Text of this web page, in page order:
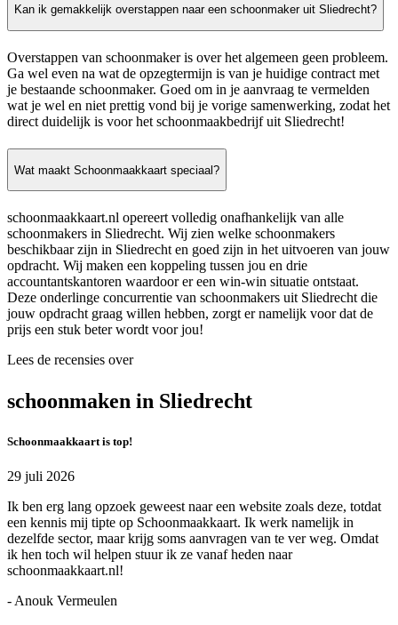
Kan ik gemakkelijk overstappen naar een schoonmaker uit Sliedrecht?
Overstappen van schoonmaker is over het algemeen geen probleem.
Ga wel even na wat de opzegtermijn is van je huidige contract met
je bestaande schoonmaker. Goed om in je aanvraag te vermelden
wat je wel en niet prettig vond bij je vorige samenwerking, zodat het
direct duidelijk is voor het schoonmaakbedrijf uit Sliedrecht!
Wat maakt Schoonmaakkaart speciaal?
schoonmaakkaart.nl opereert volledig onafhankelijk van alle
schoonmakers in Sliedrecht. Wij zien welke schoonmakers
beschikbaar zijn in Sliedrecht en goed zijn in het uitvoeren van jouw
opdracht. Wij maken een koppeling tussen jou en drie
accountantskantoren waardoor er een win-win situatie ontstaat.
Deze onderlinge concurrentie van schoonmakers uit Sliedrecht die
jouw opdracht graag willen hebben, zorgt er namelijk voor dat de
prijs een stuk beter wordt voor jou!
Lees de recensies over
schoonmaken in Sliedrecht
Schoonmaakkaart is top!
29 juli 2026
Ik ben erg lang opzoek geweest naar een website zoals deze, totdat
een kennis mij tipte op Schoonmaakkaart. Ik werk namelijk in
dezelfde sector, maar krijg soms aanvragen van te ver weg. Omdat
ik hen toch wil helpen stuur ik ze vanaf heden naar
schoonmaakkaart.nl!
- Anouk Vermeulen